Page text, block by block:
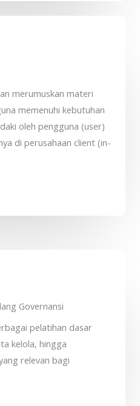
merumuskan materi
memenuhi kebutuhan
oleh pengguna (user)
di perusahaan client (in-
Governansi
pelatihan dasar
kelola, hingga
relevan bagi